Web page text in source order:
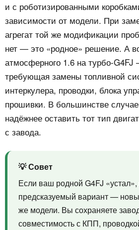
и с роботизированными
зависимости от модели. При
агрегат той же модификации
нет — это «родное» решение. А
атмосферного 1.6 на турбо-
требующая замены топливной
интеркулера, проводки, блока
прошивки. В большинстве
надёжнее оставить тот тип
с завода.
💡 Совет
Если ваш родной G4FJ
предсказуемый вариант —
же модели. Вы сохраняете
совместимость с КПП,